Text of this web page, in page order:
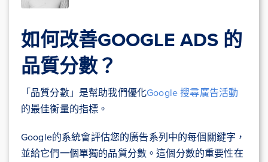
如何改善GOOGLE ADS 的
品質分數？
「品質分數」是幫助我們優化Google 搜尋廣告活動
的最佳衡量的指標。
Google的系統會評估您的廣告系列中的每個關鍵字，
並給它們一個單獨的品質分數。這個分數的重要性在